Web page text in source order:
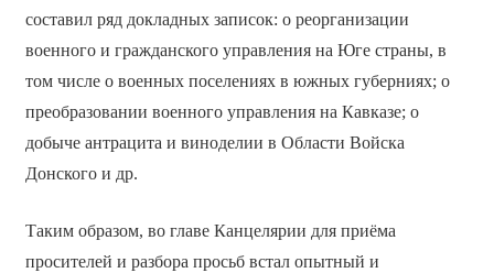
составил ряд докладных записок: о реорганизации
военного и гражданского управления на Юге страны, в
том числе о военных поселениях в южных губерниях; о
преобразовании военного управления на Кавказе; о
добыче антрацита и виноделии в Области Войска
Донского и др.
Таким образом, во главе Канцелярии для приёма
просителей и разбора просьб встал опытный и